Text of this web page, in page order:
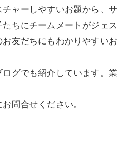
ャーしやすいお題から、
ちにチームメートがジェ
友だちにもわかりやすい
グでも紹介しています。
問合せください。